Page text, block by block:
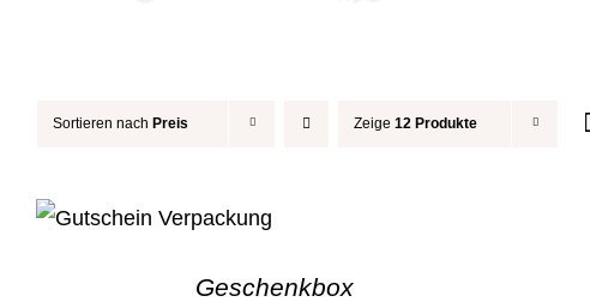
Sortieren nach Preis Zeige 12 Produkte
Geschenkbox